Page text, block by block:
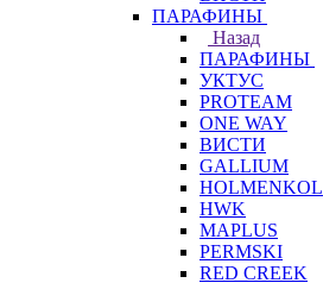
ПАРАФИНЫ
Назад
ПАРАФИНЫ
УКТУС
PROTEAM
ONE WAY
ВИСТИ
GALLIUM
HOLMENKOL
HWK
MAPLUS
PERMSKI
RED CREEK